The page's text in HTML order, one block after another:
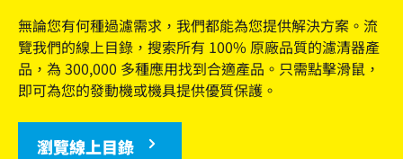
無論您有何種過濾需求，我們都能為您提供解決方案。流
覽我們的線上目錄，搜索所有 100% 原廠品質的濾清器產
品，為 300,000 多種應用找到合適產品。只需點擊滑鼠，
即可為您的發動機或機具提供優質保護。
瀏覽線上目錄